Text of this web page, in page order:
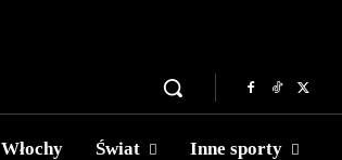
Włochy Świat Inne sporty